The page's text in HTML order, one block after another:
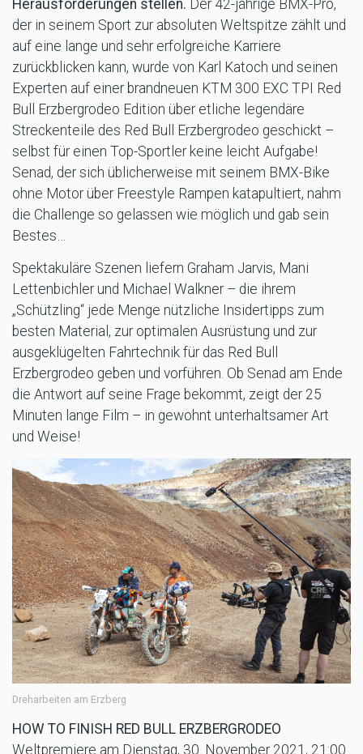
Herausforderungen stellen. Der 42-jährige BMX-Pro,
der in seinem Sport zur absoluten Weltspitze zählt und
auf eine lange und sehr erfolgreiche Karriere
zurückblicken kann, wurde von Karl Katoch und seinen
Experten auf einer brandneuen KTM 300 EXC TPI Red
Bull Erzbergrodeo Edition über etliche legendäre
Streckenteile des Red Bull Erzbergrodeo geschickt –
selbst für einen Top-Sportler keine leicht Aufgabe!
Senad, der sich üblicherweise mit seinem BMX-Bike
ohne Motor über Freestyle Rampen katapultiert, nahm
die Challenge so gelassen wie möglich und gab sein
Bestes…
Spektakuläre Szenen liefern Graham Jarvis, Mani
Lettenbichler und Michael Walkner – die ihrem
„Schützling“ jede Menge nützliche Insidertipps zum
besten Material, zur optimalen Ausrüstung und zur
ausgeklügelten Fahrtechnik für das Red Bull
Erzbergrodeo geben und vorführen. Ob Senad am Ende
die Antwort auf seine Frage bekommt, zeigt der 25
Minuten lange Film – in gewohnt unterhaltsamer Art
und Weise!
Dreharbeiten am Erzberg
HOW TO FINISH RED BULL ERZBERGRODEO
Weltpremiere am Dienstag, 30. November 2021, 21:00